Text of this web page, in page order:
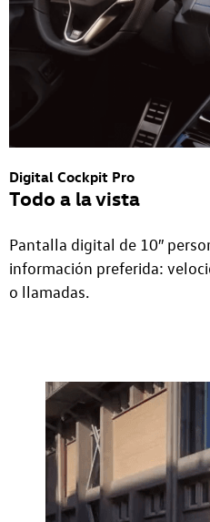
Digital Cockpit Pro
Todo a la vista
Pantalla digital de 10″
información preferida:
o llamadas.